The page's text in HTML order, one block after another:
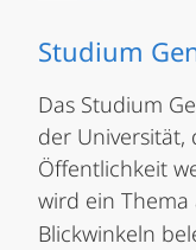
Studium
Das Studium
der Universität,
Öffentlichkeit
wird ein
Blickwinkeln